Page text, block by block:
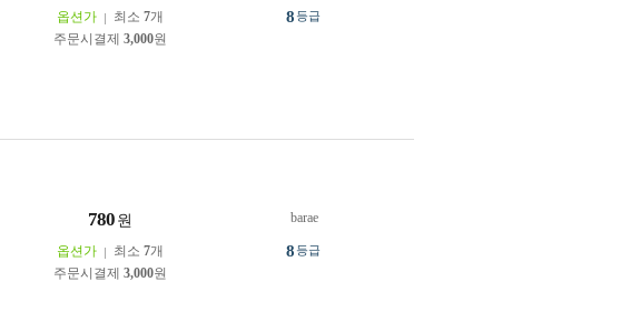
옵션가 최소 7개
주문시결제 3,000원
8등급
780 원
옵션가 최소 7개
주문시결제 3,000원
barae
8등급